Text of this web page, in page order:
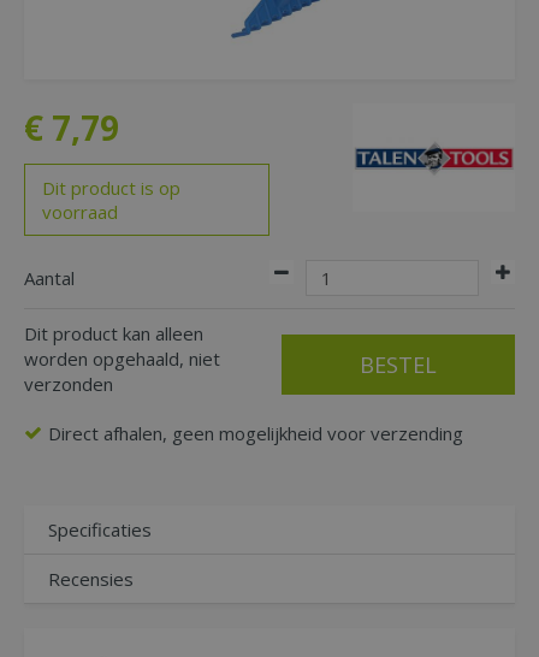
€ 7,79
Dit product is op
voorraad
Aantal
Dit product kan alleen
worden opgehaald, niet
verzonden
Direct afhalen, geen mogelijkheid voor verzending
Specificaties
Recensies